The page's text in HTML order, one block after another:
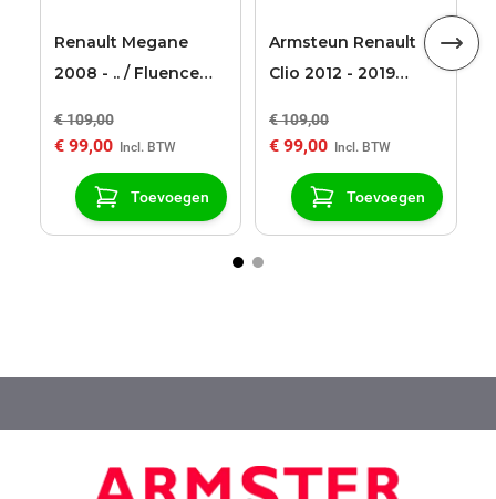
Renault Megane
2008 - .. / Fluence
€ 109,00
€ 99,00
Toevoegen
Armsteun Renault
Clio 2012 - 2019
€ 109,00
€ 99,00
Toevoegen